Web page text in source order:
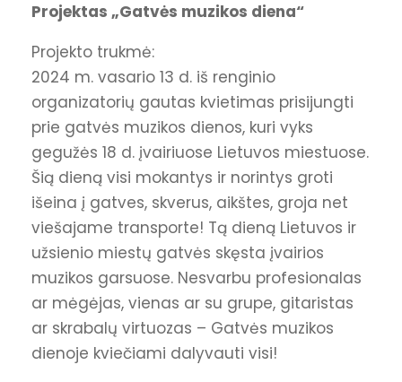
Projektas „Gatvės muzikos diena“
Projekto trukmė:
2024 m. vasario 13 d. iš renginio
organizatorių gautas kvietimas prisijungti
prie gatvės muzikos dienos, kuri vyks
gegužės 18 d. įvairiuose Lietuvos miestuose.
Šią dieną visi mokantys ir norintys groti
išeina į gatves, skverus, aikštes, groja net
viešajame transporte! Tą dieną Lietuvos ir
užsienio miestų gatvės skęsta įvairios
muzikos garsuose. Nesvarbu profesionalas
ar mėgėjas, vienas ar su grupe, gitaristas
ar skrabalų virtuozas – Gatvės muzikos
dienoje kviečiami dalyvauti visi!